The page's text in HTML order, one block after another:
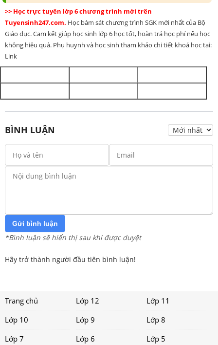
>> Học trực tuyến lớp 6 chương trình mới trên
Tuyensinh247.com. Học bám sát chương trình SGK mới nhất của Bộ
Giáo dục. Cam kết giúp học sinh lớp 6 học tốt, hoàn trả học phí nếu học
không hiệu quả. Phụ huynh và học sinh tham khảo chi tiết khoá học tại:
Link
BÌNH LUẬN
Gửi bình luận
*Bình luận sẽ hiển thị sau khi được duyệt
Hãy trở thành người đầu tiên bình luận!
Trang chủ Lớp 12
Lớp 11
Lớp 10
Lớp 9
Lớp 8
Lớp 7
Lớp 6 Lớp 5